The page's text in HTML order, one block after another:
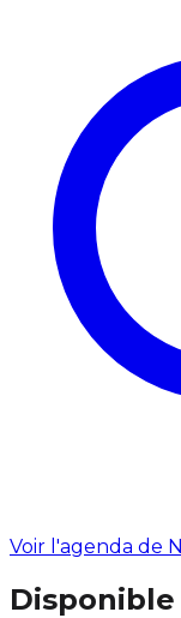
Voir l'agenda de